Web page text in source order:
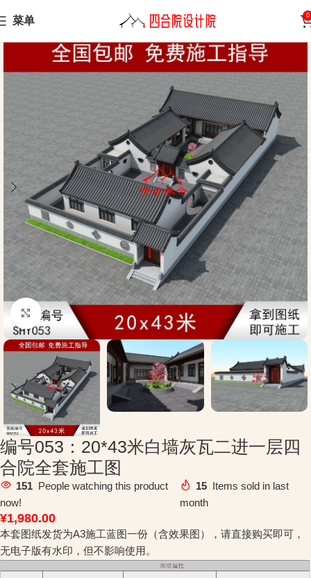
菜单 0
Home Siheyuan
Click to enlarge
编号053：20*43米白墙灰瓦二进一层四
合院全套施工图
151 People watching this product
now!
15 Items sold in last
month
¥1,980.00
本套图纸发货为A3施工蓝图一份（含效果图），请直接购买即可，
无电子版有水印，但不影响使用。